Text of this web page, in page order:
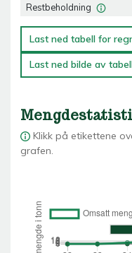
Restbeholdning
Last ned tabell for
Last ned bilde av
Klikk på etikettene
grafen.